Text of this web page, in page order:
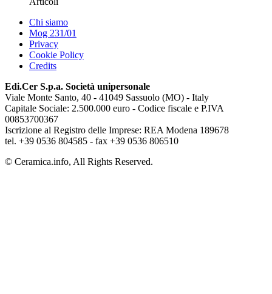
Chi siamo
Mog 231/01
Privacy
Cookie Policy
Credits
Edi.Cer S.p.a. Società unipersonale
Viale Monte Santo, 40 - 41049 Sassuolo (MO) - Italy
Capitale Sociale: 2.500.000 euro - Codice fiscale e P.IVA
00853700367
Iscrizione al Registro delle Imprese: REA Modena 189678
tel. +39 0536 804585 - fax +39 0536 806510
© Ceramica.info, All Rights Reserved.